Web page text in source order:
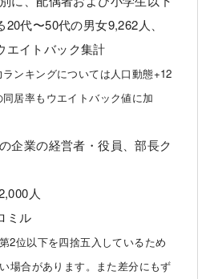
代〜50代の男女9,262人、
エイトバック集計
ランキングについては人口動態+12
居率もウエイトバック値に加
企業の経営者・役員、部長ク
人
ミル
2位以下を四捨五入しているため
場合があります。また差分にもず